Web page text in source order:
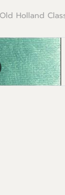
Old Holland